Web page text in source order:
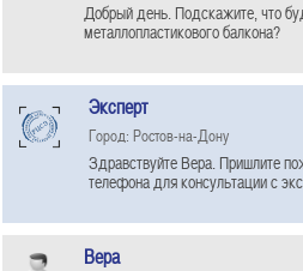
Добрый день. Подскажите, что
металлопластикового балкона?
Эксперт
Город: Ростов-на-Дону
Здравствуйте Вера. Пришлите
телефона для консультации с
Вера